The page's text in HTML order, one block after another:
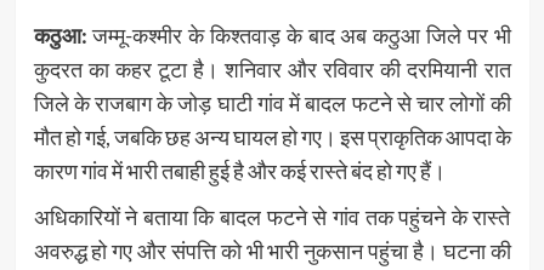
कठुआ:जम्मू-कश्मीर के किश्तवाड़ के बाद अब कठुआ जिले पर भी
कुदरत का कहर टूटा है। शनिवार और रविवार की दरमियानी रात
जिले के राजबाग के जोड़ घाटी गांव में बादल फटने से चार लोगों की
मौत हो गई, जबकि छह अन्य घायल हो गए। इस प्राकृतिक आपदा के
कारण गांव में भारी तबाही हुई है और कई रास्ते बंद हो गए हैं।
अधिकारियों ने बताया कि बादल फटने से गांव तक पहुंचने के रास्ते
अवरुद्ध हो गए और संपत्ति को भी भारी नुकसान पहुंचा है। घटना की